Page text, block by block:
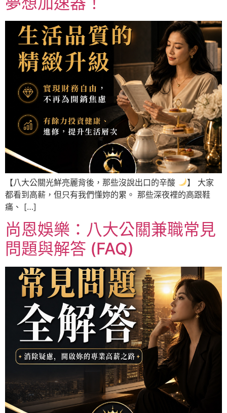
【八大公關光鮮亮麗背後，那些沒說出口的辛酸
】 大家
都看到高薪，但只有我們懂妳的累。 那些深夜裡的高跟鞋
痛、 […]
尚恩娛樂：八大公關兼職常見
問題與解答 (FAQ)